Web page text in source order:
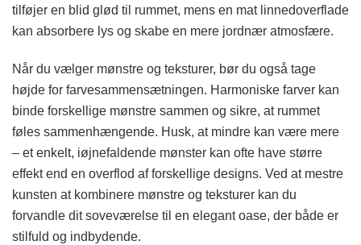
tilføjer en blid glød til rummet, mens en mat linnedoverflade
kan absorbere lys og skabe en mere jordnær atmosfære.
Når du vælger mønstre og teksturer, bør du også tage
højde for farvesammensætningen. Harmoniske farver kan
binde forskellige mønstre sammen og sikre, at rummet
føles sammenhængende. Husk, at mindre kan være mere
– et enkelt, iøjnefaldende mønster kan ofte have større
effekt end en overflod af forskellige designs. Ved at mestre
kunsten at kombinere mønstre og teksturer kan du
forvandle dit soveværelse til en elegant oase, der både er
stilfuld og indbydende.